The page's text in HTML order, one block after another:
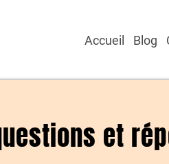
Accueil Blog
et